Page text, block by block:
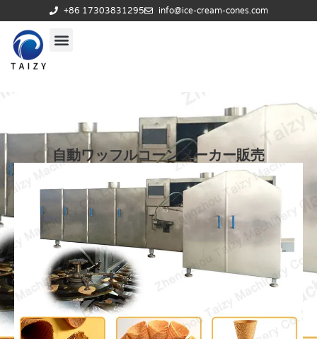
+86 17303831295 info@ice-cream-cones.com
自動ワッフルコーンメーカー販売